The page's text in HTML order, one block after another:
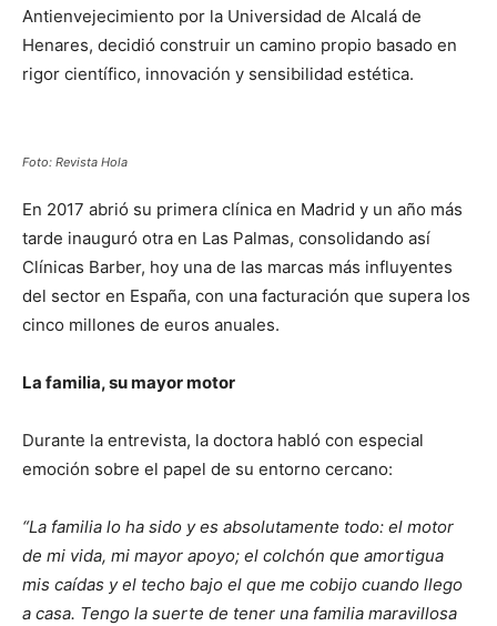
Antienvejecimiento por la Universidad de Alcalá de
Henares, decidió construir un camino propio basado en
rigor científico, innovación y sensibilidad estética.
Foto: Revista Hola
En 2017 abrió su primera clínica en Madrid y un año más
tarde inauguró otra en Las Palmas, consolidando así
Clínicas Barber, hoy una de las marcas más influyentes
del sector en España, con una facturación que supera los
cinco millones de euros anuales.
La familia, su mayor motor
Durante la entrevista, la doctora habló con especial
emoción sobre el papel de su entorno cercano:
“La familia lo ha sido y es absolutamente todo: el motor
de mi vida, mi mayor apoyo; el colchón que amortigua
mis caídas y el techo bajo el que me cobijo cuando llego
a casa. Tengo la suerte de tener una familia maravillosa